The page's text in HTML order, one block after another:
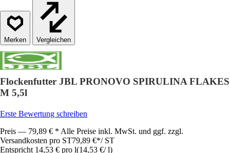
Vergleichen
Flockenfutter JBL PRONOVO SPIRULINA FLAKES
M 5,5l
Erste Bewertung schreiben
Preis — 79,89 € * Alle Preise inkl. MwSt. und ggf. zzgl.
Versandkosten pro ST79,89 €*/ ST
Entspricht 14,53 € pro l(14,53 €/ l)